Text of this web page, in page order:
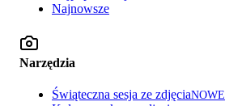
Najnowsze
Narzędzia
Świąteczna sesja ze zdjęciaNOWE